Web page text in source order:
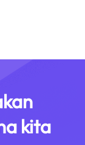
kita